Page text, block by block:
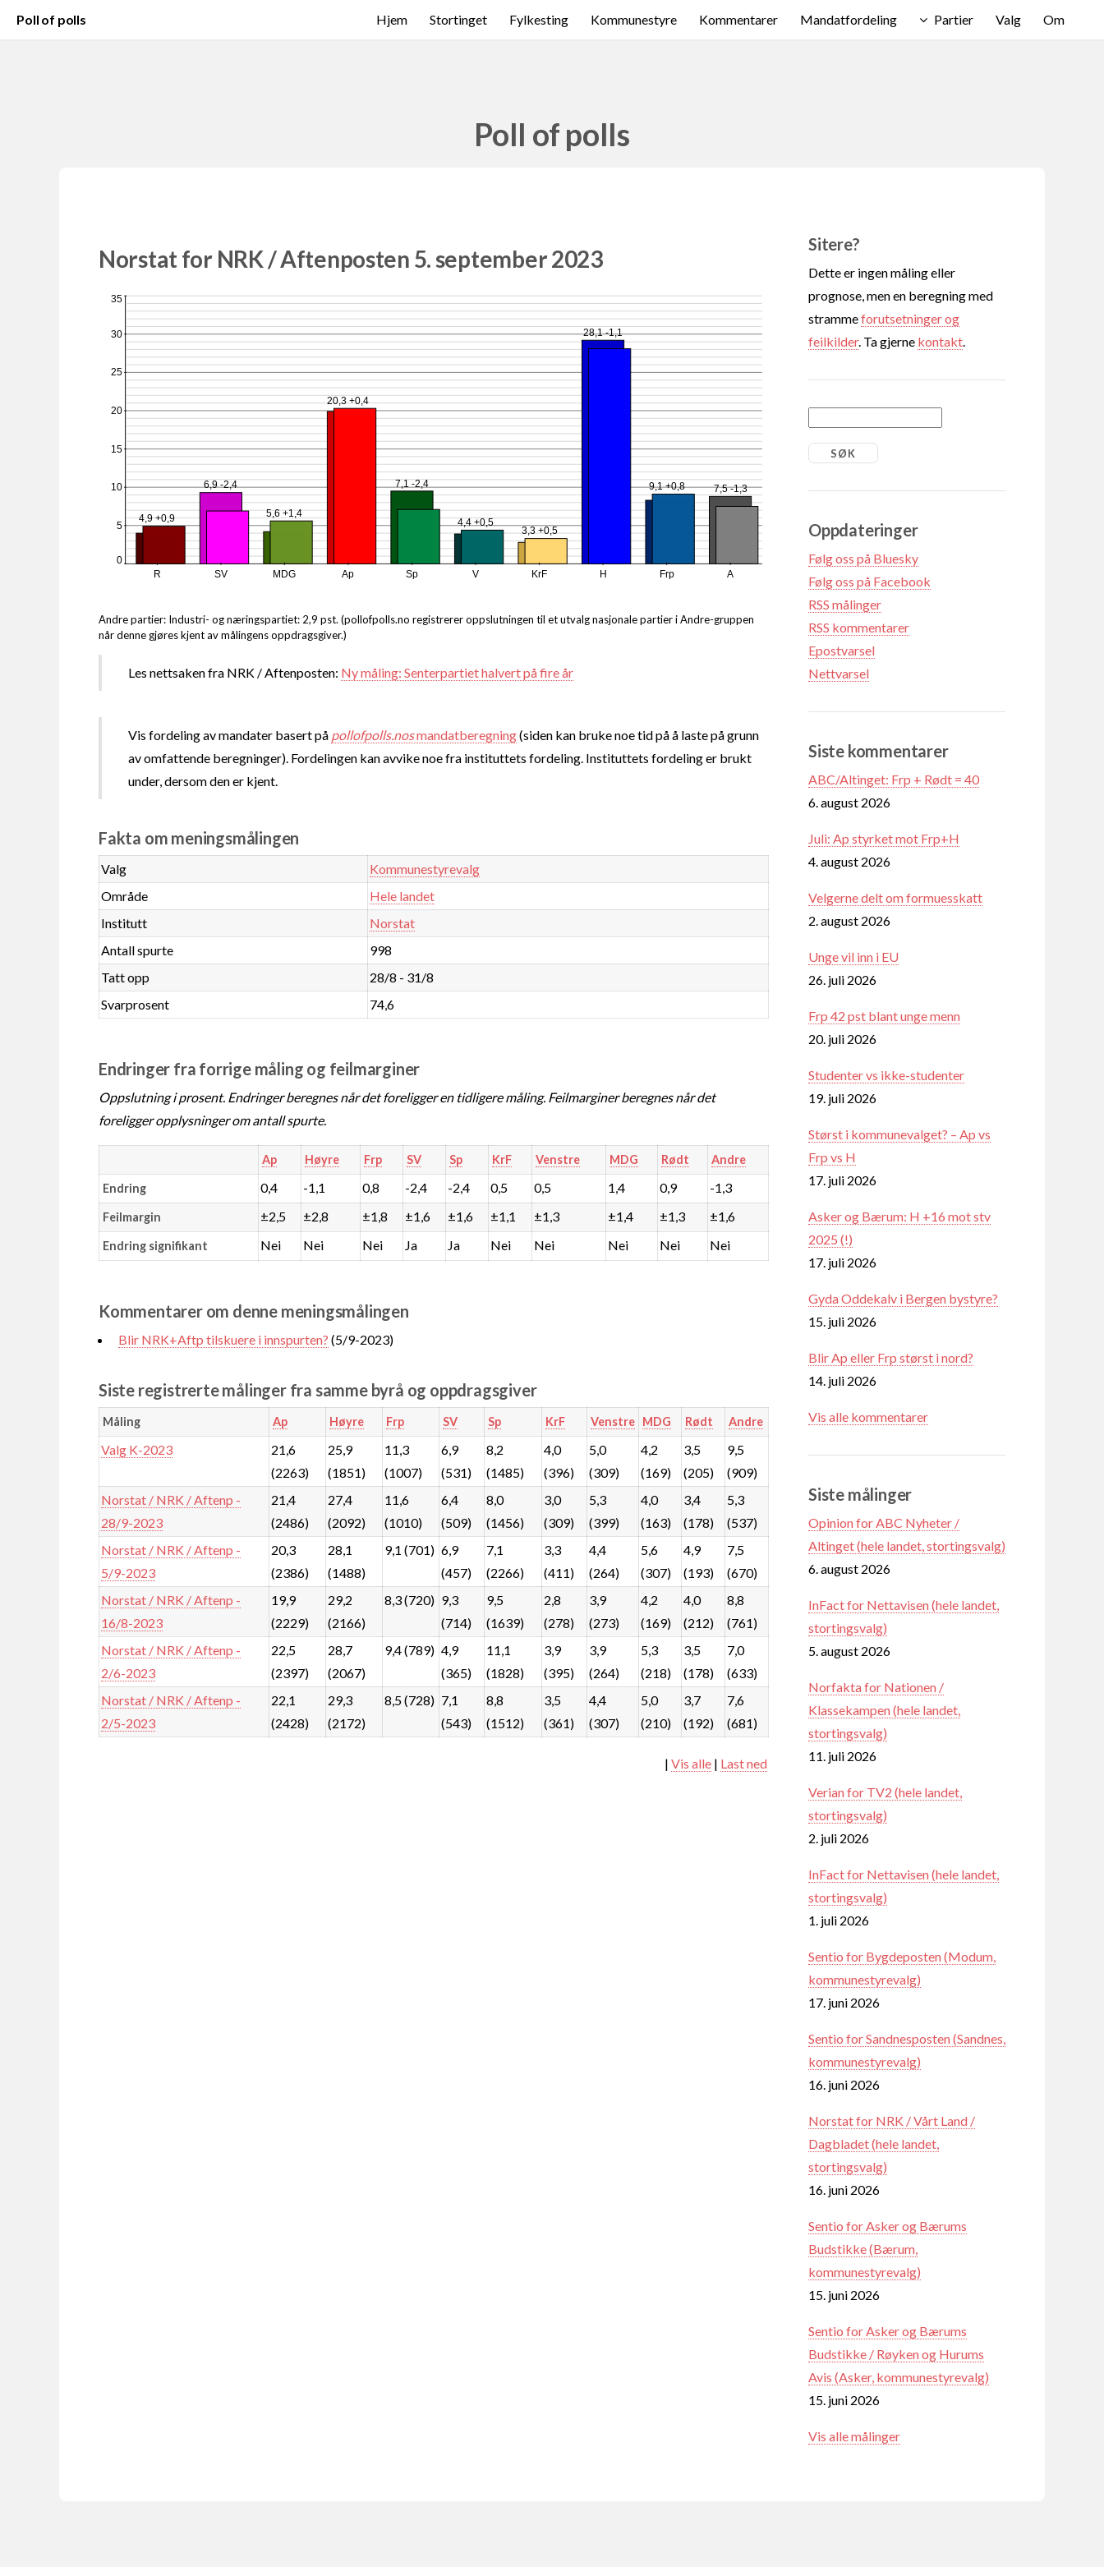
Poll of polls Hjem Stortinget Fylkesting Kommunestyre Kommentarer Mandatfordeling Partier Valg Om
Poll of polls
Norstat for NRK / Aftenposten 5. september 2023
4,9 +0,9
6,9 -2,4
5,6 +1,4
20,3 +0,4
7,1 -2,4
4,4 +0,5
3,3 +0,5
28,1 -1,1
9,1 +0,8 7,5 -1,3
R SV MDG Ap Sp V KrF H Frp A
0
5
10
15
20
25
30
35
Andre partier: Industri- og næringspartiet: 2,9 pst. (pollofpolls.no registrerer oppslutningen til et utvalg nasjonale partier i Andre-gruppen
når denne gjøres kjent av målingens oppdragsgiver.)
Les nettsaken fra NRK / Aftenposten: Ny måling: Senterpartiet halvert på fire år
Vis fordeling av mandater basert på pollofpolls.nosmandatberegning(siden kan bruke noe tid på å laste på grunn
av omfattende beregninger). Fordelingen kan avvike noe fra instituttets fordeling. Instituttets fordeling er brukt
under, dersom den er kjent.
Fakta om meningsmålingen
Valg
Kommunestyrevalg
Område
Hele landet
Institutt
Norstat
Antall spurte
998
Tatt opp
28/8 - 31/8
Svarprosent
74,6
Endringer fra forrige måling og feilmarginer
Oppslutning i prosent. Endringer beregnes når det foreligger en tidligere måling. Feilmarginer beregnes når det
foreligger opplysninger om antall spurte.
Ap Høyre Frp SV Sp KrF Venstre MDG Rødt Andre
Endring 0,4 -1,1 0,8 -2,4 -2,4 0,5 0,5 1,4 0,9 -1,3
Feilmargin ±2,5 ±2,8 ±1,8 ±1,6 ±1,6 ±1,1 ±1,3 ±1,4 ±1,3 ±1,6
Endring signifikant Nei Nei Nei Ja Ja Nei Nei Nei Nei Nei
Kommentarer om denne meningsmålingen
Blir NRK+Aftp tilskuere i innspurten? (5/9-2023)
Siste registrerte målinger fra samme byrå og oppdragsgiver
Måling Ap Høyre Frp SV Sp KrF Venstre MDG Rødt Andre
Valg K-2023
21,6
(2263)
25,9
(1851)
11,3
(1007)
6,9
(531)
8,2
(1485)
4,0
(396)
5,0
(309)
4,2
(169)
3,5
(205)
9,5
(909)
Norstat / NRK / Aftenp -
28/9-2023
21,4
(2486)
27,4
(2092)
11,6
(1010)
6,4
(509)
8,0
(1456)
3,0
(309)
5,3
(399)
4,0
(163)
3,4
(178)
5,3
(537)
Norstat / NRK / Aftenp -
5/9-2023
20,3
(2386)
28,1
(1488)
9,1 (701) 6,9
(457)
7,1
(2266)
3,3
(411)
4,4
(264)
5,6
(307)
4,9
(193)
7,5
(670)
Norstat / NRK / Aftenp -
16/8-2023
19,9
(2229)
29,2
(2166)
8,3 (720) 9,3
(714)
9,5
(1639)
2,8
(278)
3,9
(273)
4,2
(169)
4,0
(212)
8,8
(761)
Norstat / NRK / Aftenp -
2/6-2023
22,5
(2397)
28,7
(2067)
9,4 (789) 4,9
(365)
11,1
(1828)
3,9
(395)
3,9
(264)
5,3
(218)
3,5
(178)
7,0
(633)
Norstat / NRK / Aftenp -
2/5-2023
22,1
(2428)
29,3
(2172)
8,5 (728) 7,1
(543)
8,8
(1512)
3,5
(361)
4,4
(307)
5,0
(210)
3,7
(192)
7,6
(681)
| Vis alle| Last ned
Sitere?
Dette er ingen måling eller
prognose, men en beregning med
strammeforutsetninger og
feilkilder. Ta gjerne kontakt
Oppdateringer
Følg oss på Bluesky
Følg oss på Facebook
RSS målinger
RSS kommentarer
Epostvarsel
Nettvarsel
Siste kommentarer
ABC/Altinget: Frp + Rødt = 40
6. august 2026
Juli: Ap styrket mot Frp+H
4. august 2026
Velgerne delt om formuesskatt
2. august 2026
Unge vil inn i EU
26. juli 2026
Frp 42 pst blant unge menn
20. juli 2026
Studenter vs ikke-studenter
19. juli 2026
Størst i kommunevalget? – Ap vs
Frp vs H
17. juli 2026
Asker og Bærum: H +16 mot stv
2025 (!)
17. juli 2026
Gyda Oddekalv i Bergen bystyre?
15. juli 2026
Blir Ap eller Frp størst i nord?
14. juli 2026
Vis alle kommentarer
Siste målinger
Opinion for ABC Nyheter /
Altinget (hele landet, stortingsvalg)
6. august 2026
InFact for Nettavisen (hele landet,
stortingsvalg)
5. august 2026
Norfakta for Nationen /
Klassekampen (hele landet,
stortingsvalg)
11. juli 2026
Verian for TV2 (hele landet,
stortingsvalg)
2. juli 2026
InFact for Nettavisen (hele landet,
stortingsvalg)
1. juli 2026
Sentio for Bygdeposten (Modum,
kommunestyrevalg)
17. juni 2026
Sentio for Sandnesposten (Sandnes,
kommunestyrevalg)
16. juni 2026
Norstat for NRK / Vårt Land /
Dagbladet (hele landet,
stortingsvalg)
16. juni 2026
Sentio for Asker og Bærums
Budstikke (Bærum,
kommunestyrevalg)
15. juni 2026
Sentio for Asker og Bærums
Budstikke / Røyken og Hurums
Avis (Asker, kommunestyrevalg)
15. juni 2026
Vis alle målinger